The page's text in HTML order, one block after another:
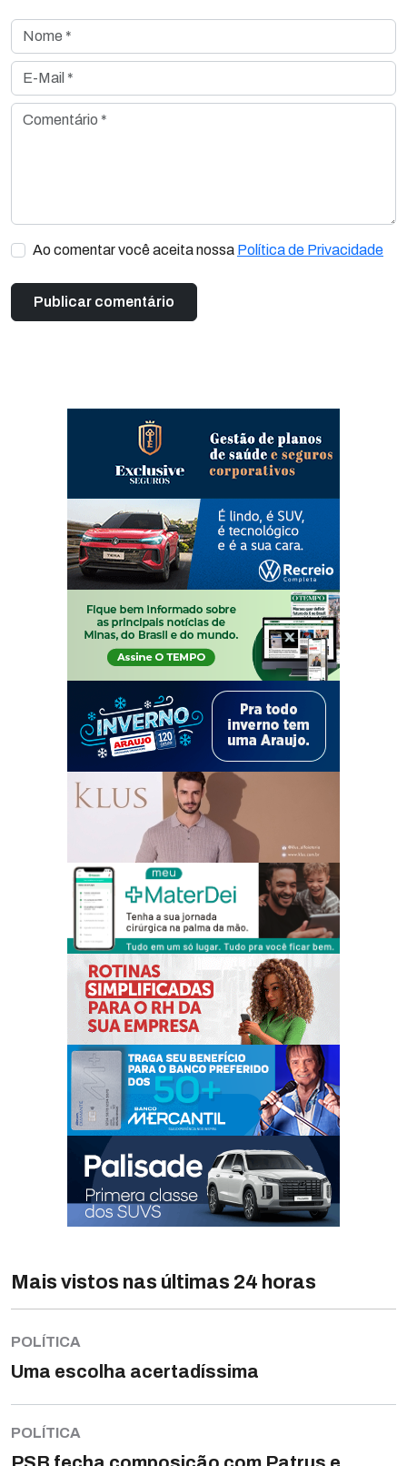
Nome *
E-Mail *
Comentário *
Ao comentar você aceita nossa Política de Privacidade
Mais vistos nas últimas 24 horas
POLÍTICA
Uma escolha acertadíssima
POLÍTICA